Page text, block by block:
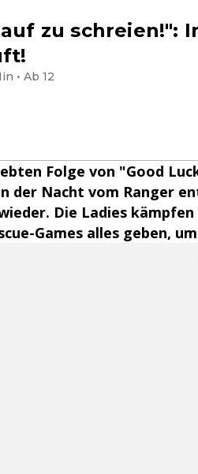
zu schreien!":
• Ab 12
Folge von "Good
der Nacht vom Ranger
Die Ladies
Games alles geben,